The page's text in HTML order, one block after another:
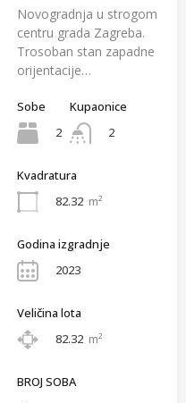
Novogradnja u strogom
centru grada Zagreba.
Trosoban stan zapadne
orijentacije…
Sobe
2
Kupaonice
2
Kvadratura
82.32 m²
Godina izgradnje
2023
Veličina lota
82.32 m²
BROJ SOBA